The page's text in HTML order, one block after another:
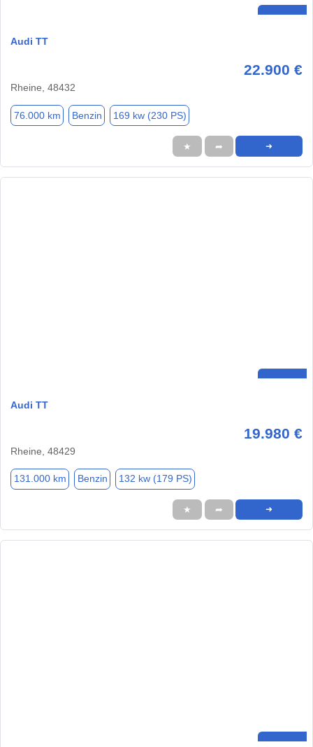
Audi TT
22.900 €
Rheine, 48432
76.000 km Benzin 169 kw (230 PS)
★ ➦ ➜
Audi TT
19.980 €
Rheine, 48429
131.000 km Benzin 132 kw (179 PS)
★ ➦ ➜